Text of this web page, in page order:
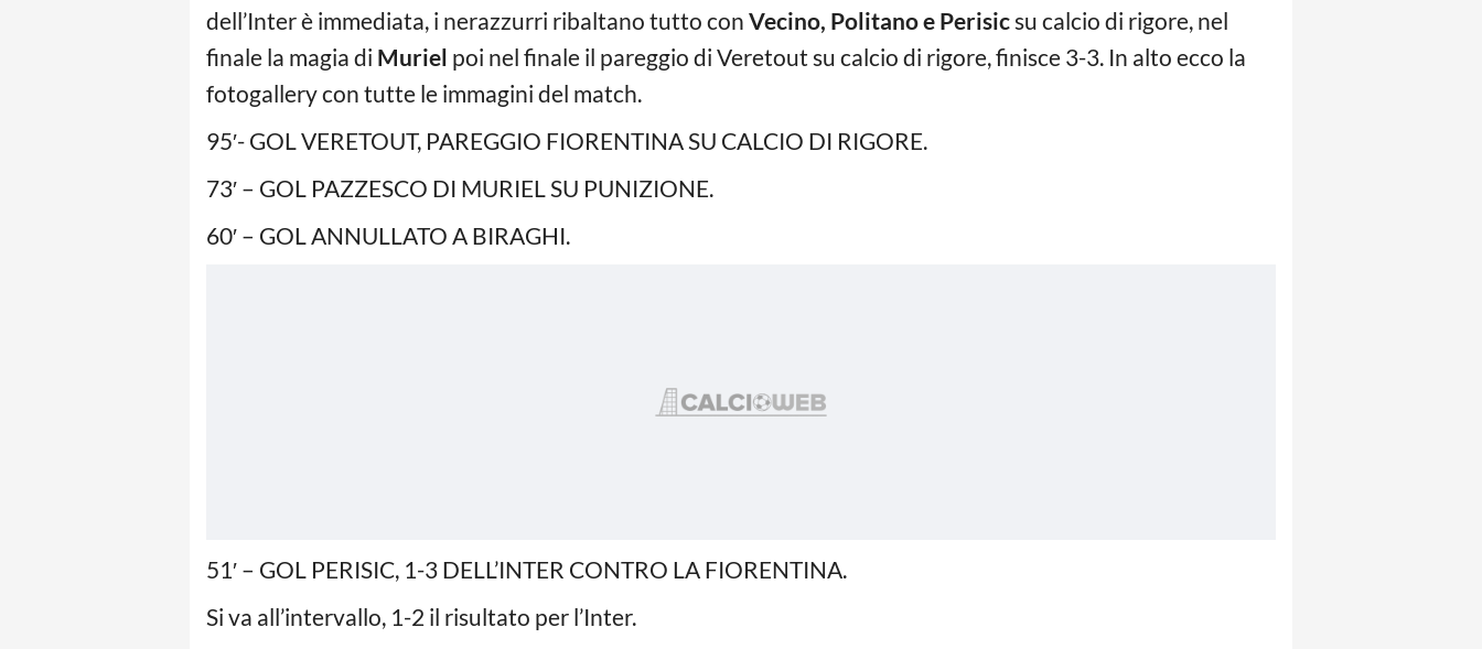
dell’Inter è immediata, i nerazzurri ribaltano tutto con Vecino, Politano e Perisicsu calcio di rigore, nel
finale la magia di Muriel poi nel finale il pareggio di Veretout su calcio di rigore, finisce 3-3. In alto ecco la
fotogallery con tutte le immagini del match.
95′- GOL VERETOUT, PAREGGIO FIORENTINA SU CALCIO DI RIGORE.
73′ – GOL PAZZESCO DI MURIEL SU PUNIZIONE.
60′ – GOL ANNULLATO A BIRAGHI.
51′ – GOL PERISIC, 1-3 DELL’INTER CONTRO LA FIORENTINA.
Si va all’intervallo, 1-2 il risultato per l’Inter.